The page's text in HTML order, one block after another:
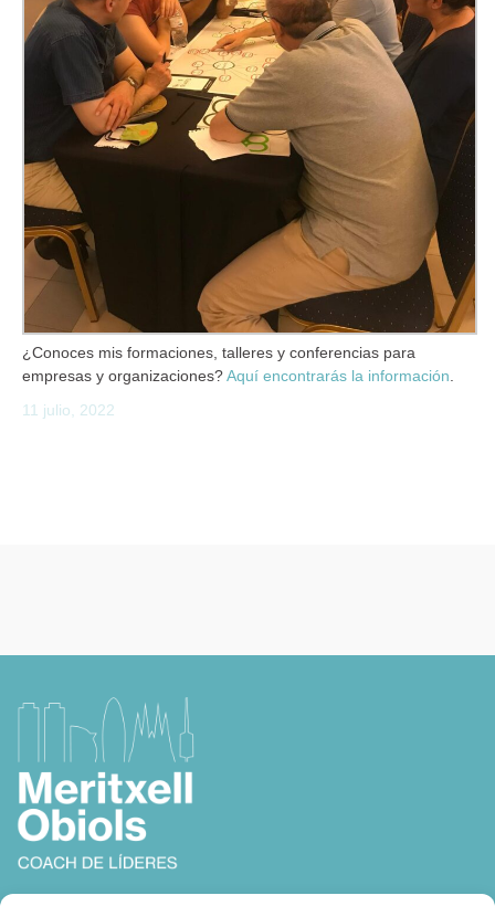
¿Conoces mis formaciones, talleres y conferencias para
empresas y organizaciones?Aquí encontrarás la información
11 julio, 2022